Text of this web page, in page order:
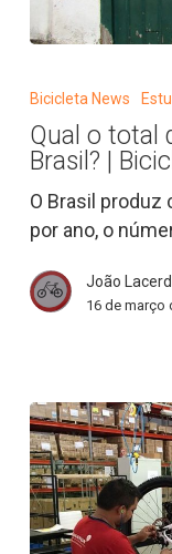
de
bicicletas
existentes
no
|
Bicicleta
Bicicleta News
Qual o total
Brasil? |
O Brasil
por ano, o
João
16 de março